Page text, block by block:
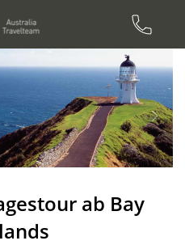
Next
ab Bay